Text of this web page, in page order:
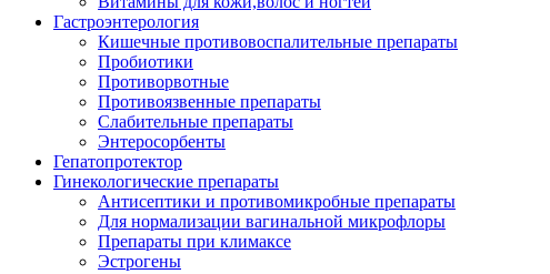
Гастроэнтерология
Кишечные противовоспалительные препараты
Пробиотики
Противорвотные
Противоязвенные препараты
Слабительные препараты
Энтеросорбенты
Гепатопротектор
Гинекологические препараты
Антисептики и противомикробные препараты
Для нормализации вагинальной микрофлоры
Препараты при климаксе
Эстрогены